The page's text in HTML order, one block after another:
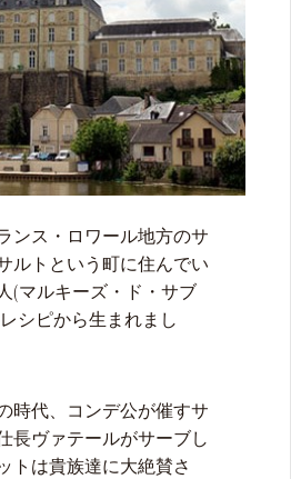
ンス・ロワール地方のサ
ルトという町に住んでい
(マルキーズ・ド・サブ
シピから生まれまし
時代、コンデ公が催すサ
長ヴァテールがサーブし
トは貴族達に大絶賛さ